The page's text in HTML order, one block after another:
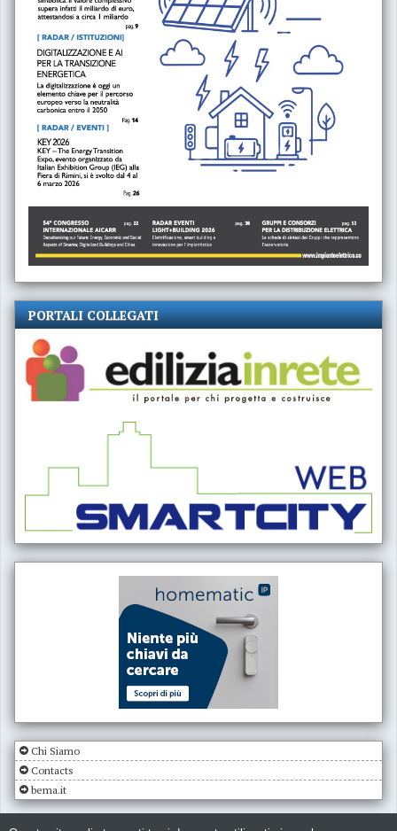
PORTALI COLLEGATI
Chi Siamo
Contacts
bema.it